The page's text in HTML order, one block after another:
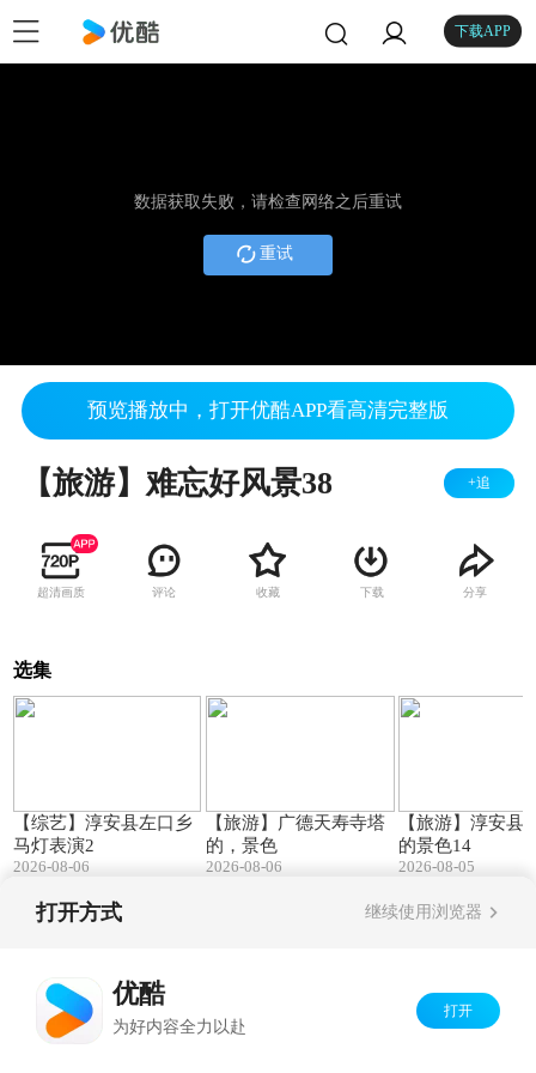
下载APP
数据获取失败，请检查网络之后重试
重试
预览播放中，打开优酷APP看高清完整版
【旅游】难忘好风景38 +追
超清画质 评论 收藏 下载 分享
选集
【综艺】淳安县左口乡
马灯表演2
2026-08-06
【旅游】广德天寿寺塔
的，景色
2026-08-06
【旅游】淳安县
的景色14
2026-08-05
打开方式 继续使用浏览器
优酷
为好内容全力以赴
打开